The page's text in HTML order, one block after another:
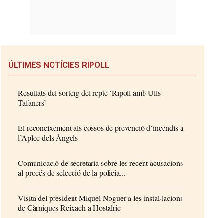
ÚLTIMES NOTÍCIES RIPOLL
Resultats del sorteig del repte ‘Ripoll amb Ulls
Tafaners’
El reconeixement als cossos de prevenció d’incendis a
l’Aplec dels Àngels
Comunicació de secretaria sobre les recent acusacions
al procés de selecció de la policia...
Visita del president Miquel Noguer a les instal·lacions
de Càrniques Reixach a Hostalric